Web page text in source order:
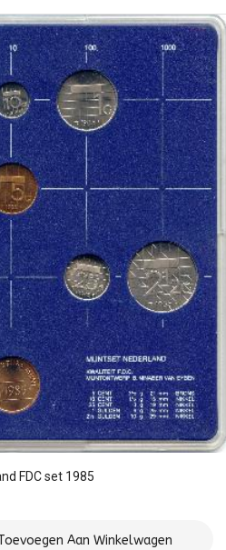
FDC set 1985
Aan Winkelwagen